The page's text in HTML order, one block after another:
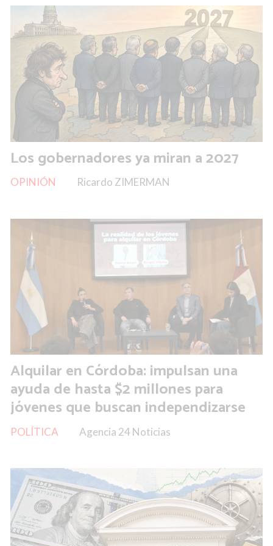
Los gobernadores ya miran a 2027
Ricardo ZIMERMAN
OPINIÓN
Alquilar en Córdoba: impulsan una
ayuda de hasta $2 millones para
jóvenes que buscan independizarse
Agencia 24 Noticias
POLÍTICA